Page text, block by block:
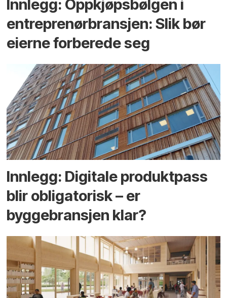
Innlegg: Oppkjøps­bølgen i
entreprenør­bransjen: Slik bør
eierne forberede seg
Innlegg: Digitale produktpass
blir obligatorisk – er
byggebransjen klar?